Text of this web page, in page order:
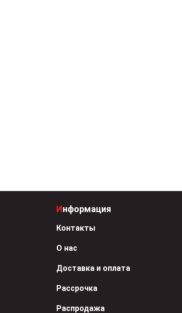
Информация
Контакты
О нас
Доставка и оплата
Рассрочка
Распродажа